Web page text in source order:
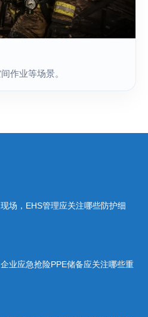
作业等场景。
场，EHS管理应关注哪些防护细
业应急抢险PPE储备应关注哪些重